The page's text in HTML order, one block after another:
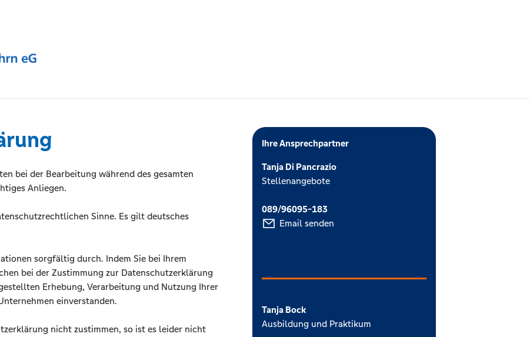
Ihre Ansprechpartner
Tanja Di Pancrazio
Stellenangebote
089/96095-183
Email senden
Tanja Bock
Ausbildung und Praktikum
bei der Bearbeitung während des gesamten
Anliegen.
Sinne. Es gilt deutsches
sorgfältig durch. Indem Sie bei Ihrem
bei der Zustimmung zur Datenschutzerklärung
Erhebung, Verarbeitung und Nutzung Ihrer
einverstanden.
nicht zustimmen, so ist es leider nicht